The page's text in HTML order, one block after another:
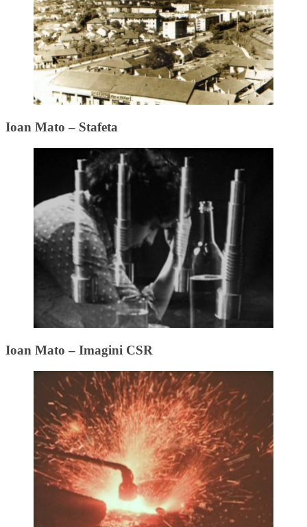
Ioan Mato – Stafeta
Ioan Mato – Imagini CSR